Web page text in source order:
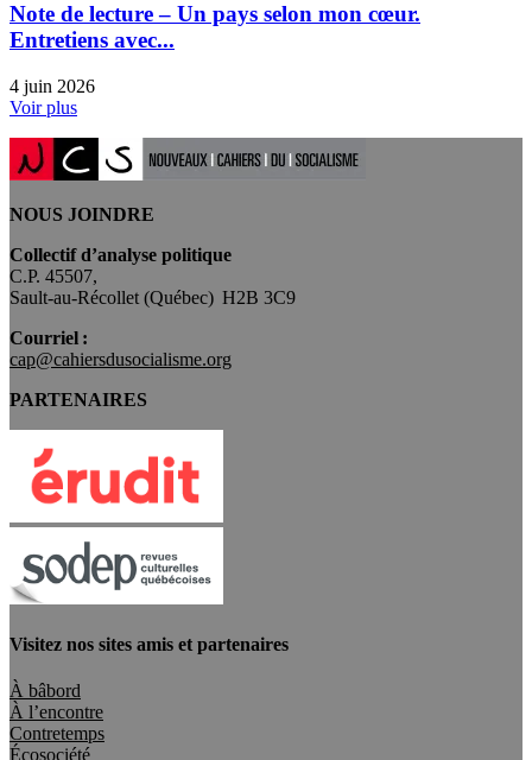
Note de lecture – Un pays selon mon cœur.
Entretiens avec...
4 juin 2026
Voir plus
NOUS JOINDRE
Collectif d’analyse politique
C.P. 45507,
Sault-au-Récollet (Québec) H2B 3C9
Courriel :
cap@cahiersdusocialisme.org
PARTENAIRES
Visitez nos sites amis et partenaires
À bâbord
À l’encontre
Contretemps
Écosociété